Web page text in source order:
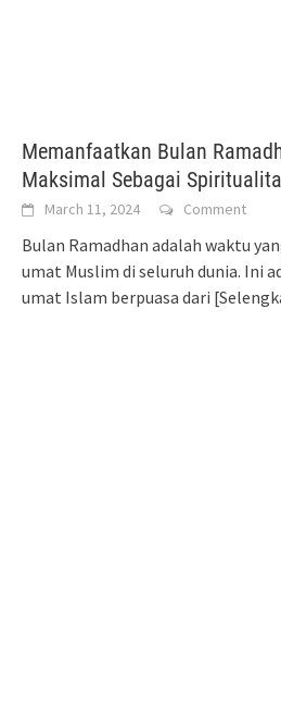
Memanfaatkan Bulan
Maksimal Sebagai
March 11, 2024 Comment
Bulan Ramadhan adalah waktu
umat Muslim di seluruh dunia. Ini
umat Islam berpuasa dari